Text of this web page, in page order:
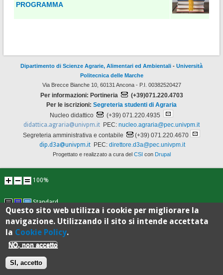
PROGRAMMA
Dipartimento di Scienze Agrarie, Alimentari ed Ambientali - Università
Politecnica delle Marche
Via Brecce Bianche 10, 60131 Ancona - P.I. 00382520427
Per informazioni: Portineria
(+39)071.220.4703
Per le iscrizioni: Segreteria studenti di Agraria
Nucleo didattico
(+39) 071.220.4935
didattica.agraria@univpm.it PEC: nucleo.agraria@pec.univpm.it
Segreteria amministrativa e contabile
(+39) 071.220.4670
dip.d3a@univpm.it PEC: direttore.d3a@pec.univpm.it
Progettato e realizzato a cura del CSI con Drupal
100%
Standard
Questo sito web utilizza i cookie per migliorare la
navigazione. Utilizzando il sito si intende accettata
la Cookie Policy.
NO, non accetto
SI, accetto